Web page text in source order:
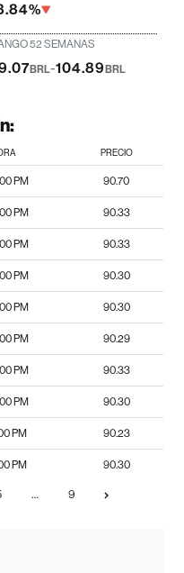
52 SEMANAS
BRL-104.89 BRL
PRECIO
PM 90.70
PM 90.33
PM 90.33
PM 90.30
PM 90.30
PM 90.29
PM 90.33
PM 90.30
PM 90.23
PM 90.30
… 9